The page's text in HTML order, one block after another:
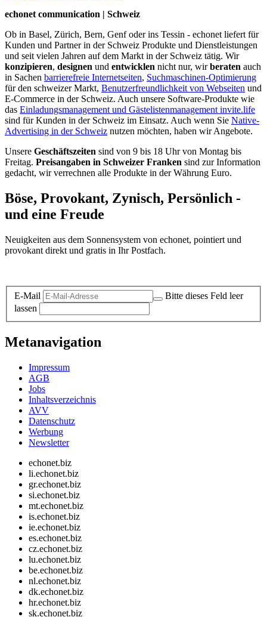
echonet communication | Schweiz
Ob in Basel, Zürich, Bern, Genf oder ins Tessin - echonet liefert für
Kunden und Partner in der Schweiz Produkte und Dienstleistungen
und seit vielen Jahren auf dem Markt in der Schweiz tätig. Wir
konzipieren, designen und entwicklen nicht nur, wirberaten auch
in Sachen barrierefreie Internetseiten, Suchmaschinen-Optimierung
für den schweizer Markt, Benutzerfreundlichkeit von Webseiten und
E-Commerce in der Schweiz. Auch unsere Software-Produkte wie
das Einladungsmanagement und Gästelistenmanagement invite.life
sind für Kunden in der Schweiz im Einsatz. Auch wenn Sie Native-
Advertising in der Schweiz nutzen möchten, haben wir Angebote.
Unsere Geschäftszeiten sind von 9 bis 18 Uhr von Montag bis
Freitag. Preisangaben in Schweizer Franken sind zur Information
gedacht, wir verrechnen alle Produkte in der Währung Euro.
Böse, Provokant, Zynisch, Persönlich -
und eine Freude
Neuigkeiten aus dem Sonnensystem von echonet, pointiert und
provokant direkt und gratis in Ihr Postfach.
E-Mail
Bitte dieses Feld leer
lassen
Metanavigation
Impressum
AGB
Jobs
Inhaltsverzeichnis
AVV
Datenschutz
Werbung
Newsletter
echonet.biz
li.echonet.biz
gr.echonet.biz
si.echonet.biz
mt.echonet.biz
is.echonet.biz
ie.echonet.biz
es.echonet.biz
cz.echonet.biz
lu.echonet.biz
be.echonet.biz
nl.echonet.biz
dk.echonet.biz
hr.echonet.biz
sk.echonet.biz